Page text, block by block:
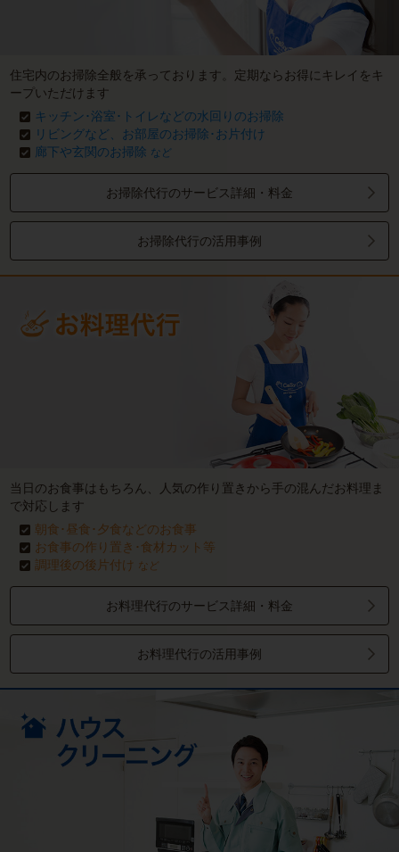
住宅内のお掃除全般を承っております。定期ならお得にキレイをキ
ープいただけます
キッチン･浴室･トイレなどの水回りのお掃除
リビングなど、お部屋のお掃除･お片付け
廊下や玄関のお掃除 など
お掃除代行のサービス詳細・料金
お掃除代行の活用事例
当日のお食事はもちろん、人気の作り置きから手の混んだお料理ま
で対応します
朝食･昼食･夕食などのお食事
お食事の作り置き･食材カット等
調理後の後片付け など
お料理代行のサービス詳細・料金
お料理代行の活用事例